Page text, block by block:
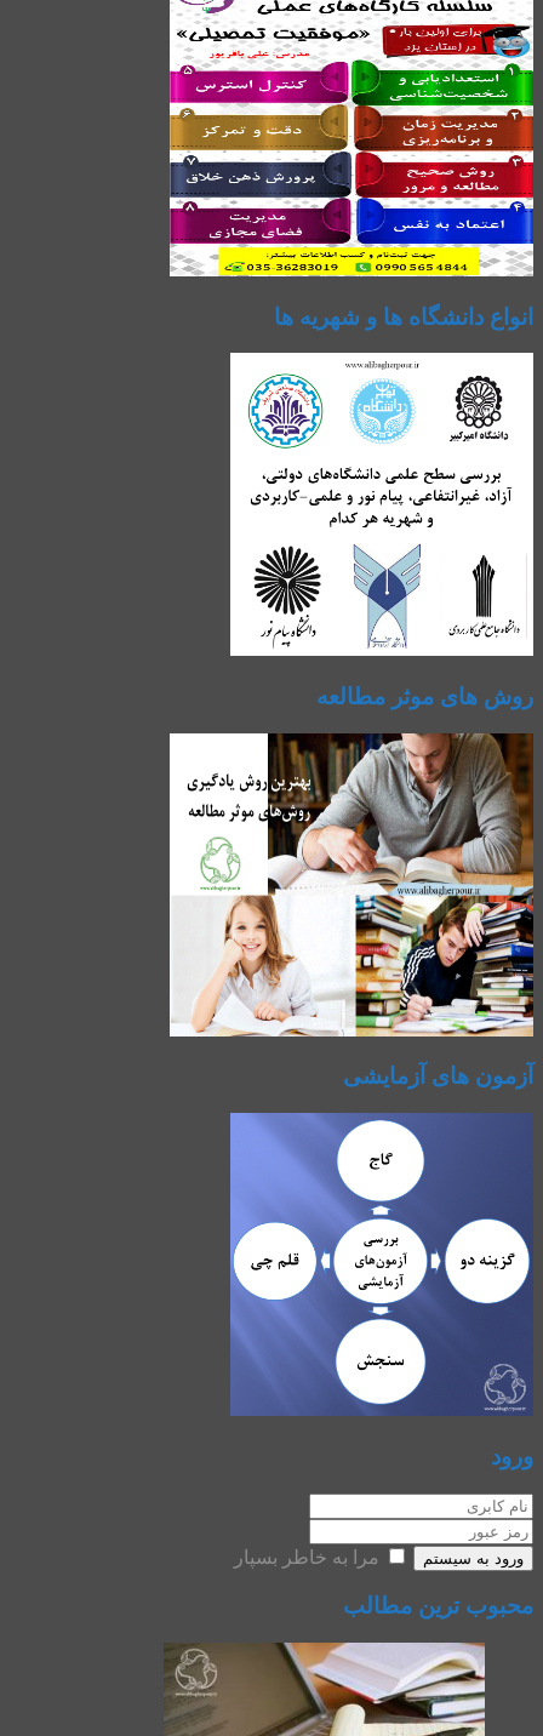
انواع دانشگاه ها و شهریه ها
روش های موثر مطالعه
آزمون های آزمایشی
ورود
ورود به سیستم مرا به خاطر بسپار
محبوب ترین مطالب